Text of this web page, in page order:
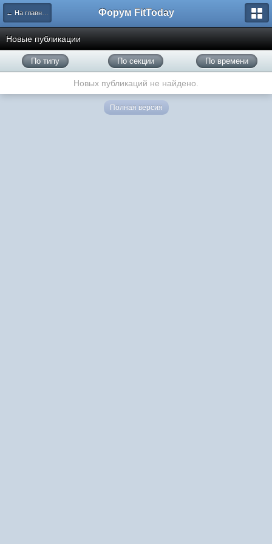
← На главную Форум FitToday
Новые публикации
По типу По секции По времени
Новых публикаций не найдено.
Полная версия